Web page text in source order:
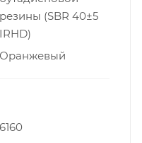
резины (SBR 40±5
IRHD)
Оранжевый
6160